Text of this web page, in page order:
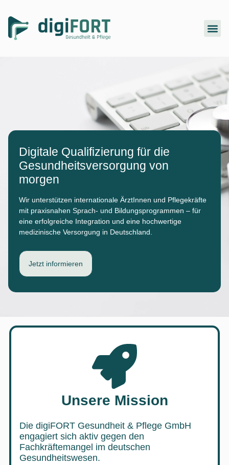
Digitale Qualifizierung für die
Gesundheitsversorgung von
morgen
Wir unterstützen internationale ÄrztInnen und Pflegekräfte
mit praxisnahen Sprach- und Bildungsprogrammen – für
eine erfolgreiche Integration und eine hochwertige
medizinische Versorgung in Deutschland.
Jetzt informieren
Unsere Mission
Die digiFORT Gesundheit & Pflege GmbH
engagiert sich aktiv gegen den
Fachkräftemangel im deutschen
Gesundheitswesen.